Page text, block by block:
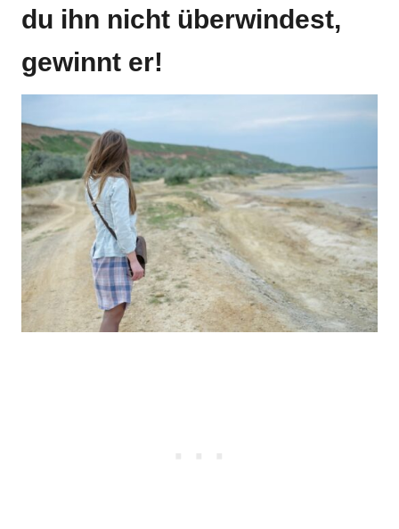
du ihn nicht überwindest,
gewinnt er!